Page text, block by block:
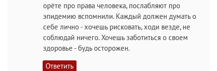
орёте про права человека, послабляют про
эпидемию вспомнили. Каждый должен думать о
себе лично - хочешь рисковать, ходи везде, не
соблюдай ничего. Хочешь заботиться о своем
здоровье - будь осторожен.
Ответить